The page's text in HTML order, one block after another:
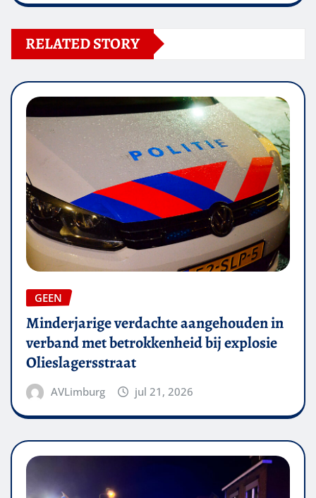
RELATED STORY
GEEN
Minderjarige verdachte aangehouden in
verband met betrokkenheid bij explosie
Olieslagersstraat
AVLimburg jul 21, 2026